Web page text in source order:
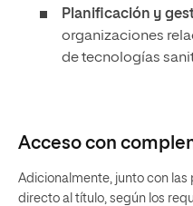
Planificación y
organizaciones
de tecnologías
Acceso con
Adicionalmente, junto con
directo al título, según los